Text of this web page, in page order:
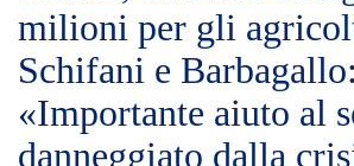
milioni per gli
Schifani e Barbagallo:
«Importante aiuto al
danneggiato dalla